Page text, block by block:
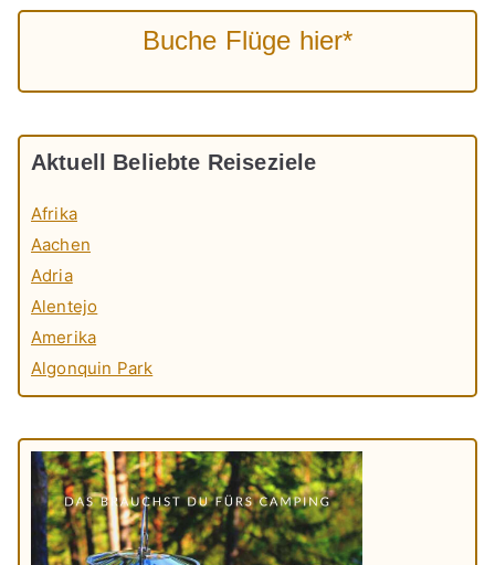
Buche Flüge hier*
Aktuell Beliebte Reiseziele
Afrika
Aachen
Adria
Alentejo
Amerika
Algonquin Park